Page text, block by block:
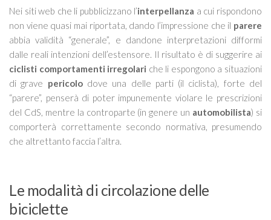
Nei siti web che li pubblicizzano l’interpellanza a cui rispondono
non viene quasi mai riportata, dando l’impressione che il parere
abbia validità “generale”, e dandone interpretazioni difformi
dalle reali intenzioni dell’estensore. Il risultato è di suggerire ai
ciclisti comportamenti irregolari che li espongono a situazioni
di grave pericolodove una delle parti (il ciclista), forte del
“parere”, penserà di poter impunemente violare le prescrizioni
del CdS, mentre la controparte (in genere un automobilista) si
comporterà correttamente secondo normativa, presumendo
che altrettanto faccia l’altra.
Le modalità di circolazione delle
biciclette